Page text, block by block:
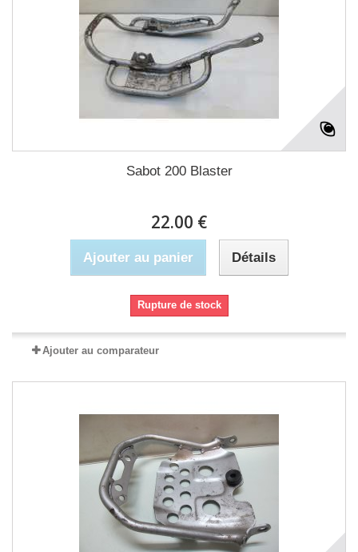
Sabot 200 Blaster
22.00 €
Ajouter au panier Détails
Rupture de stock
Ajouter au comparateur